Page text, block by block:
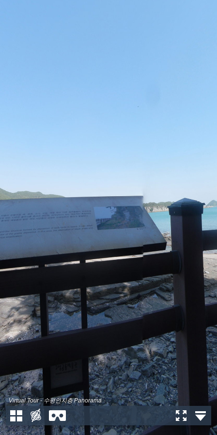
Virtual Tour - 수평인지층 Panorama